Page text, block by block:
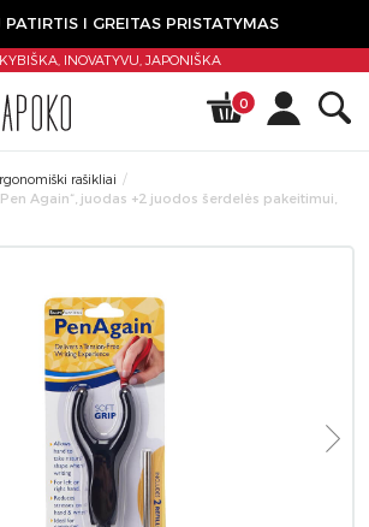
I GREITAS PRISTATYMAS
INOVATYVU,JAPONIŠKA
0
rašikliai
Again“, juodas +2 juodos šerdelės pakeitimui,